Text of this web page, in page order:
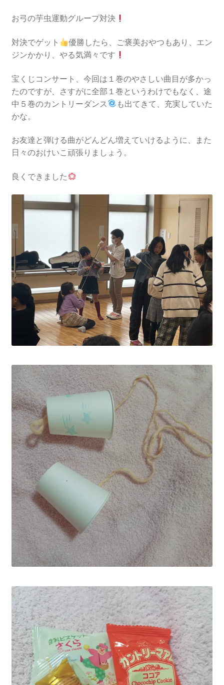
お弓の芋虫運動グループ対決
対決でゲット
優勝したら、ご褒美おやつもあり、エン
ジンかかり、やる気満々です
宝くじコンサート、今回は１巻のやさしい曲目が多かっ
たのですが、さすがに全部１巻というわけでもなく、途
中５巻のカントリーダンス
も出てきて、充実していた
かな。
お友達と弾ける曲がどんどん増えていけるように、また
日々のおけいこ頑張りましょう。
良くできました